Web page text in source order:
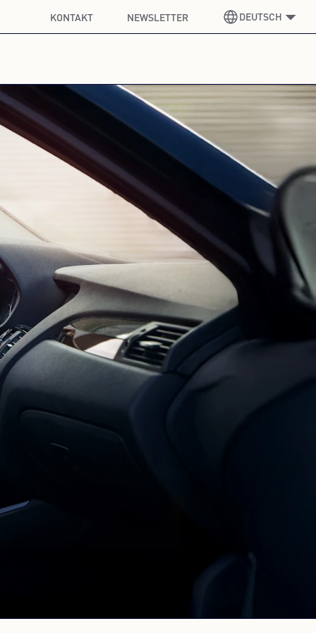
KONTAKT NEWSLETTER DEUTSCH
ENGLISCH ENGLISH
SPANISCH SPANISH
FRANZÖSISCHFRENCH
ITALIAN
KOREANISCH KOREAN
POLNISCHPOLISH
PORTUGIESISCHPORTUGUESE
UKRAINISCH